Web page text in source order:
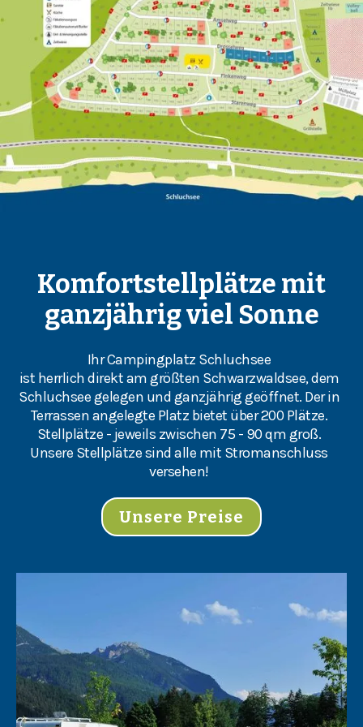
Komfortstellplätze mit
ganzjährig viel Sonne
Ihr Campingplatz Schluchsee
ist herrlich direkt am größten Schwarzwaldsee, dem
Schluchsee gelegen und ganzjährig geöffnet. Der in
Terrassen angelegte Platz bietet über 200 Plätze.
Stellplätze - jeweils zwischen 75 - 90 qm groß.
Unsere Stellplätze sind alle mit Stromanschluss
versehen!
Unsere Preise